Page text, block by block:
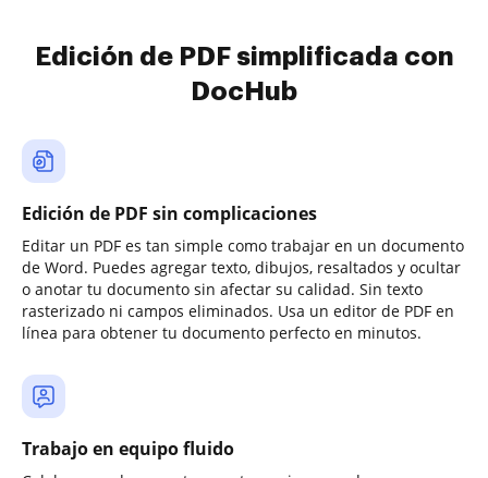
Edición de PDF simplificada con
DocHub
Edición de PDF sin complicaciones
Editar un PDF es tan simple como trabajar en un documento
de Word. Puedes agregar texto, dibujos, resaltados y ocultar
o anotar tu documento sin afectar su calidad. Sin texto
rasterizado ni campos eliminados. Usa un editor de PDF en
línea para obtener tu documento perfecto en minutos.
Trabajo en equipo fluido